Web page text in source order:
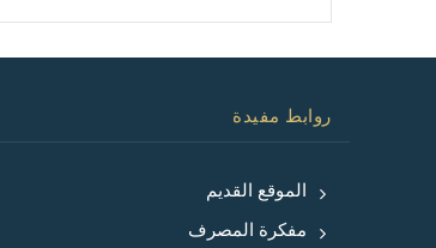
روابط مفيدة
الموقع القديم
مفكرة المصرف